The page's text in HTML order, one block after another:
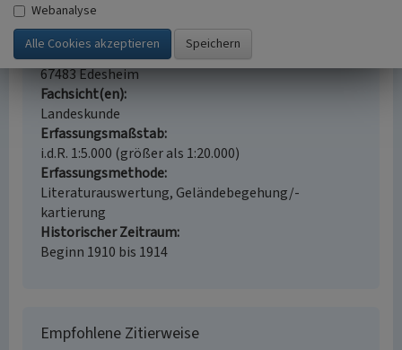
Schlagwörter
Ritterstein Gedenkstein
Ort
67483 Edesheim
Fachsicht(en)
Landeskunde
Erfassungsmaßstab
i.d.R. 1:5.000 (größer als 1:20.000)
Erfassungsmethode
Literaturauswertung, Geländebegehung/-
kartierung
Historischer Zeitraum
Beginn 1910 bis 1914
Empfohlene Zitierweise
Webanalyse